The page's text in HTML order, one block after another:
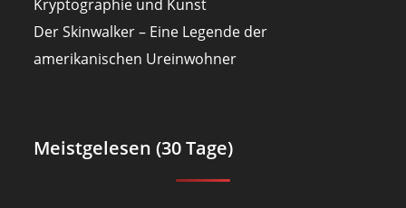
Kryptographie und Kunst
Der Skinwalker – Eine Legende der
amerikanischen Ureinwohner
Meistgelesen (30 Tage)